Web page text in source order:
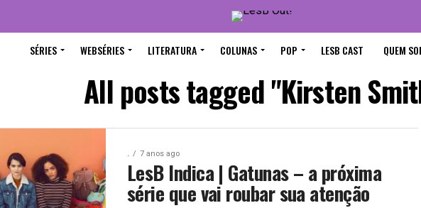
SÉRIES WEBSÉRIES LITERATURA COLUNAS POP LESB CAST QUEM
All posts tagged "Kirsten
. 7 anos ago
LesB Indica | Gatunas – a próxima
série que vai roubar sua atenção